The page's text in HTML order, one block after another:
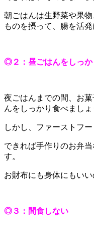
朝ごはんは生野菜や果
ものを摂って、腸を活発
◎２：昼ごはんをしっか
夜ごはんまでの間、お
んをしっかり食べましょ
しかし、ファーストフ
できれば手作りのお弁
す。
お財布にも身体にもいい
◎３：間食しない